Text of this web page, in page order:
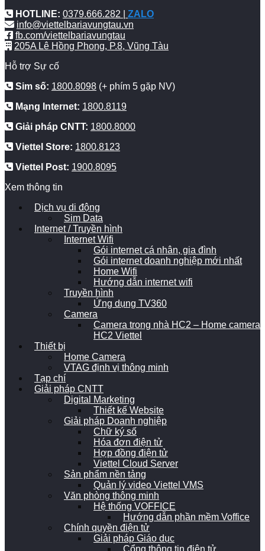
HOTLINE: 0379.666.282 | ZALO
info@viettelbariavungtau.vn
fb.com/viettelbariavungtau
205A Lê Hồng Phong, P.8, Vũng Tàu
Hỗ trợ Sự cố
Sim số: 1800.8098 (+ phím 5 gặp NV)
Mạng Internet: 1800.8119
Giải pháp CNTT: 1800.8000
Viettel Store: 1800.8123
Viettel Post: 1900.8095
Xem thông tin
Dịch vụ di động
Sim Data
Internet / Truyền hình
Internet Wifi
Gói internet cá nhân, gia đình
Gói internet doanh nghiệp mới nhất
Home Wifi
Hướng dẫn internet wifi
Truyền hình
Ứng dụng TV360
Camera
Camera trong nhà HC2 – Home camera
HC2 Viettel
Thiết bị
Home Camera
VTAG định vị thông minh
Tạp chí
Giải pháp CNTT
Digital Marketing
Thiết kế Website
Giải pháp Doanh nghiệp
Chữ ký số
Hóa đơn điện tử
Hợp đồng điện tử
Viettel Cloud Server
Sản phẩm nền tảng
Quản lý video Viettel VMS
Văn phòng thông minh
Hệ thống VOFFICE
Hướng dẫn phần mềm Voffice
Chính quyền điện tử
Giải pháp Giáo dục